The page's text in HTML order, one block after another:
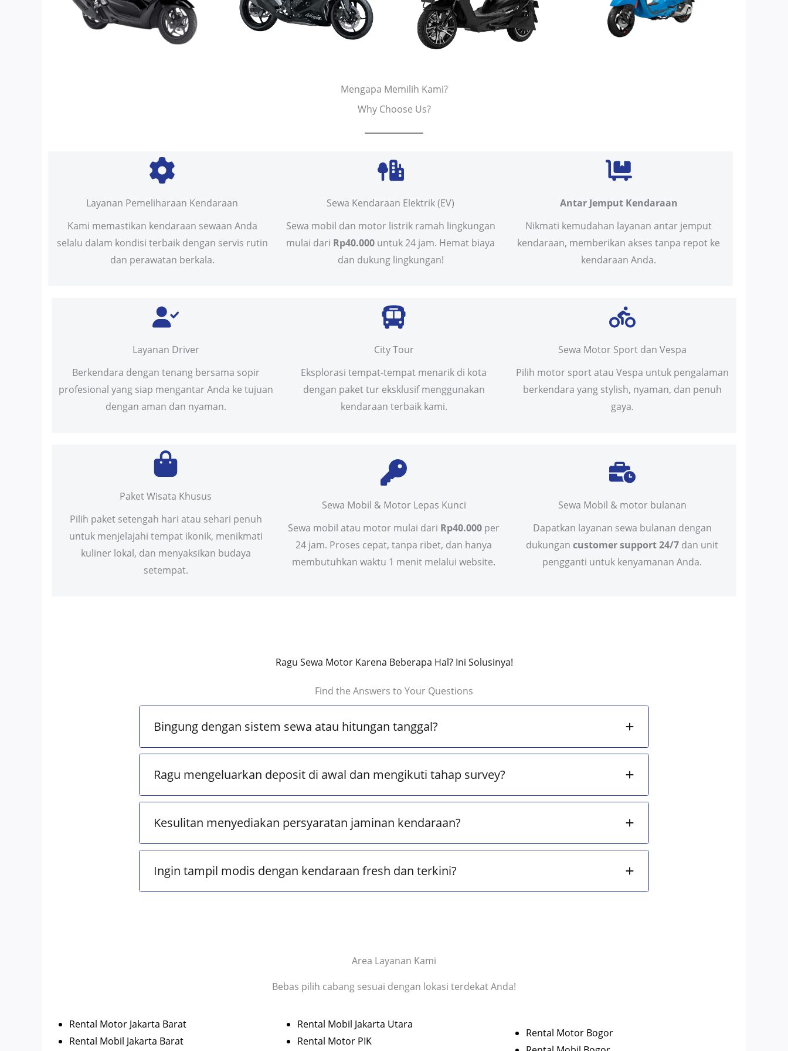
Mengapa Memilih Kami?
Why Choose Us?
Layanan Pemeliharaan Kendaraan
Kami memastikan kendaraan sewaan Anda
selalu dalam kondisi terbaik dengan servis rutin
dan perawatan berkala.
Sewa Kendaraan Elektrik (EV)
Sewa mobil dan motor listrik ramah lingkungan
mulai dari Rp40.000 untuk 24 jam. Hemat biaya
dan dukung lingkungan!
Antar Jemput Kendaraan
Nikmati kemudahan layanan antar jemput
kendaraan, memberikan akses tanpa repot ke
kendaraan Anda.
Layanan Driver
Berkendara dengan tenang bersama sopir
profesional yang siap mengantar Anda ke tujuan
dengan aman dan nyaman.
City Tour
Eksplorasi tempat-tempat menarik di kota
dengan paket tur eksklusif menggunakan
kendaraan terbaik kami.
Sewa Motor Sport dan Vespa
Pilih motor sport atau Vespa untuk pengalaman
berkendara yang stylish, nyaman, dan penuh
gaya.
Paket Wisata Khusus
Pilih paket setengah hari atau sehari penuh
untuk menjelajahi tempat ikonik, menikmati
kuliner lokal, dan menyaksikan budaya
setempat.
Sewa Mobil & Motor Lepas Kunci
Sewa mobil atau motor mulai dari Rp40.000 per
24 jam. Proses cepat, tanpa ribet, dan hanya
membutuhkan waktu 1 menit melalui website.
Sewa Mobil & motor bulanan
Dapatkan layanan sewa bulanan dengan
dukungancustomer support 24/7 dan unit
pengganti untuk kenyamanan Anda.
Ragu Sewa Motor Karena Beberapa Hal? Ini Solusinya!
Find the Answers to Your Questions
Bingung dengan sistem sewa atau hitungan tanggal?
Ragu mengeluarkan deposit di awal dan mengikuti tahap survey?
Kesulitan menyediakan persyaratan jaminan kendaraan?
Ingin tampil modis dengan kendaraan fresh dan terkini?
Area Layanan Kami
Bebas pilih cabang sesuai dengan lokasi terdekat Anda!
Rental Motor Jakarta Barat
Rental Mobil Jakarta Barat
Rental Mobil Jakarta Utara
Rental Motor PIK
Rental Motor Bogor